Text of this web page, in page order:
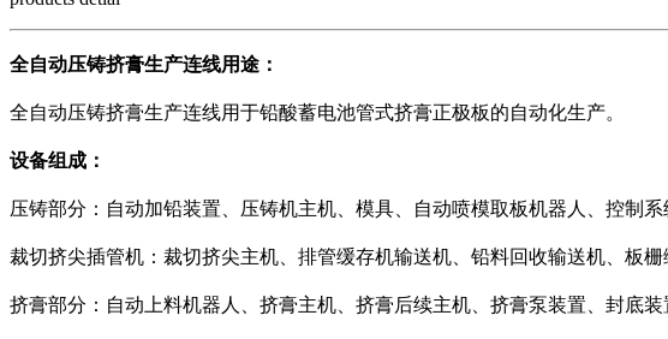
全自动压铸挤膏生产连线用途：
全自动压铸挤膏生产连线用于铅酸蓄电池管式挤膏正极板的自动化生产。
设备组成：
压铸部分：自动加铅装置、压铸机主机、模具、自动喷模取板机器人、控制系
裁切挤尖插管机：裁切挤尖主机、排管缓存机输送机、铅料回收输送机、板
挤膏部分：自动上料机器人、挤膏主机、挤膏后续主机、挤膏泵装置、封底